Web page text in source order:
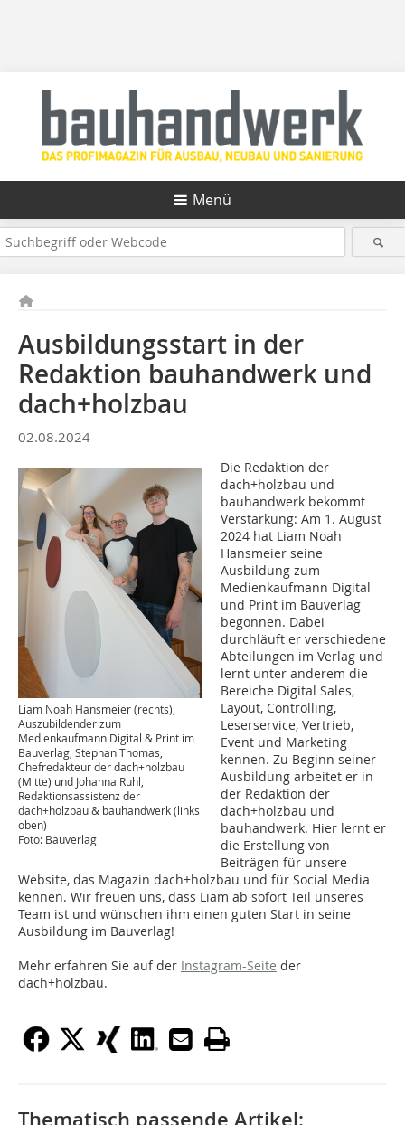
Menü
Ausbildungsstart in der
Redaktion bauhandwerk und
dach+holzbau
02.08.2024
Liam Noah Hansmeier (rechts),
Auszubildender zum
Medienkaufmann Digital & Print im
Bauverlag, Stephan Thomas,
Chefredakteur der dach+holzbau
(Mitte) und Johanna Ruhl,
Redaktionsassistenz der
dach+holzbau & bauhandwerk (links
oben)
Foto: Bauverlag
Die Redaktion der
dach+holzbau und
bauhandwerk bekommt
Verstärkung: Am 1. August
2024 hat Liam Noah
Hansmeier seine
Ausbildung zum
Medienkaufmann Digital
und Print im Bauverlag
begonnen. Dabei
durchläuft er verschiedene
Abteilungen im Verlag und
lernt unter anderem die
Bereiche Digital Sales,
Layout, Controlling,
Leserservice, Vertrieb,
Event und Marketing
kennen. Zu Beginn seiner
Ausbildung arbeitet er in
der Redaktion der
dach+holzbau und
bauhandwerk. Hier lernt er
die Erstellung von
Beiträgen für unsere
Website, das Magazin dach+holzbau und für Social Media
kennen. Wir freuen uns, dass Liam ab sofort Teil unseres
Team ist und wünschen ihm einen guten Start in seine
Ausbildung im Bauverlag!
Mehr erfahren Sie auf der Instagram-Seite der
dach+holzbau.
Thematisch passende Artikel: